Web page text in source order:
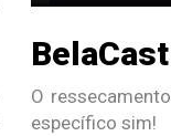
O
específico sim!